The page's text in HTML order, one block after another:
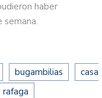
haber
semana.
bugambilias
casa
rafaga